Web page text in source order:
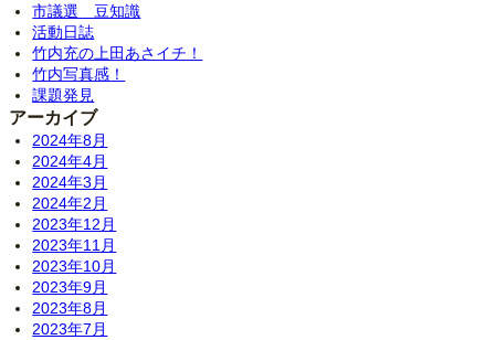
市議選 豆知識
活動日誌
竹内充の上田あさイチ！
竹内写真感！
課題発見
アーカイブ
2024年8月
2024年4月
2024年3月
2024年2月
2023年12月
2023年11月
2023年10月
2023年9月
2023年8月
2023年7月